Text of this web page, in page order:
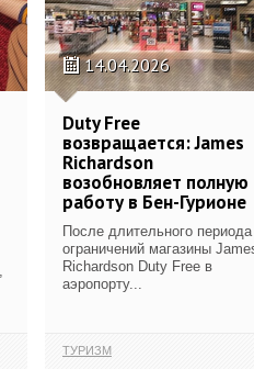
14.04.2026
Duty Free
возвращается: James
Richardson
возобновляет полную
работу в Бен-Гурионе
После длительного периода
ограничений магазины
Richardson Duty Free в
аэропорту...
ТУРИЗМ